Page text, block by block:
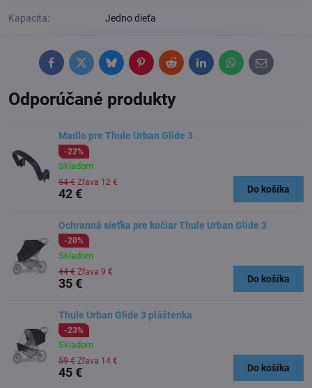
Kapacita: Jedno dieťa
FacebookTwitterBlueskyPinterestRedditLinkedInWhatsApp
E-
mail
Odporúčané produkty
Madlo pre Thule Urban Glide 3
-22%
Skladom
42 €
54 € Zľava 12 €
Do košíka
Ochranná sieťka pre kočiar Thule Urban Glide 3
-20%
Skladom
35 €
44 € Zľava 9 €
Do košíka
Thule Urban Glide 3 pláštenka
-23%
Skladom
45 €
59 € Zľava 14 €
Do košíka